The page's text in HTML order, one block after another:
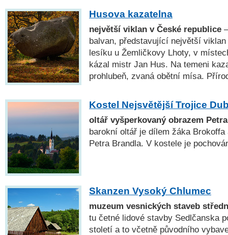
Husova kazatelna
největší viklan v České republice
balvan, představující největší
lesíku u Žemličkovy Lhoty, v
kázal mistr Jan Hus. Na temeni
prohlubeň, zvaná obětní mísa.
Kostel Nejsvětější Trojice
oltář vyšperkovaný obrazem
barokní oltář je dílem žáka Brokoffa
Petra Brandla. V kostele je
Skanzen Vysoký Chlumec
muzeum vesnických staveb
tu četné lidové stavby Sedlčanska
století a to včetně původního